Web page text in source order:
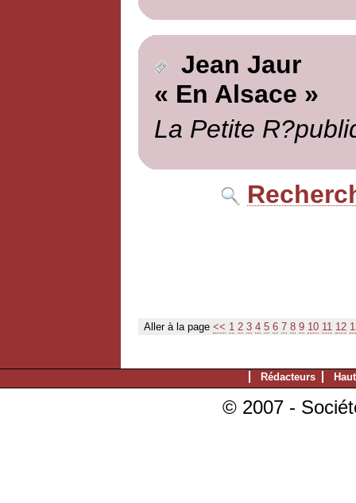
Jean Jaur
« En Alsace »
La Petite
Aller à la page << 1 2 3 4 5 6 7 8 9 10 11 12
Rédacteurs
© 2007 -